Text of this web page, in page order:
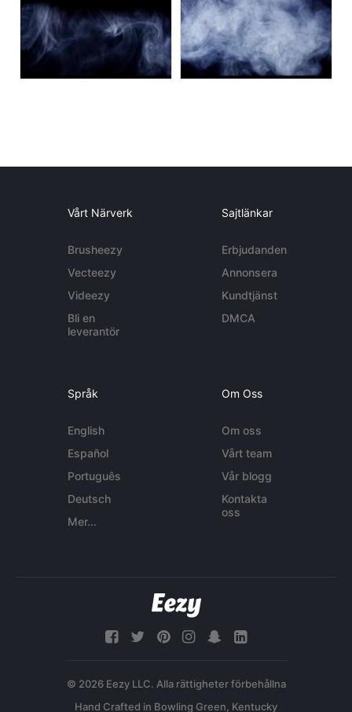
Vårt Närverk
Brusheezy
Vecteezy
Videezy
Bli en
leverantör
Sajtlänkar
Erbjudanden
Annonsera
Kundtjänst
DMCA
Språk
English
Español
Português
Deutsch
Mer...
Om Oss
Om oss
Vårt team
Vår blogg
Kontakta
oss
© 2026 Eezy LLC. Alla rättigheter förbehållna